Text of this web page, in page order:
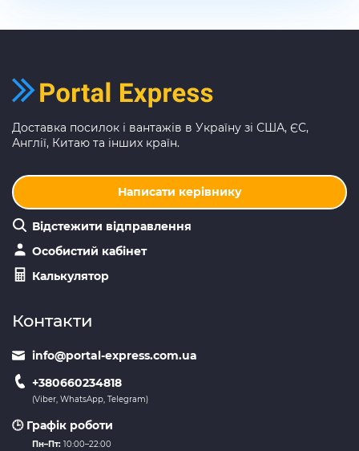
Доставка посилок і вантажів в Україну зі США, ЄС,
Англії, Китаю та інших країн.
Написати керівнику
Відстежити відправлення
Особистий кабінет
Калькулятор
Контакти
info@portal-express.com.ua
+380660234818
(Viber, WhatsApp, Telegram)
🕒 Графік роботи
Пн–Пт: 10:00–22:00